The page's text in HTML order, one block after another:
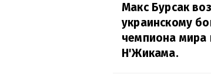
Макс Бурсак
украинскому
чемпиона мира
Н'Жикама.